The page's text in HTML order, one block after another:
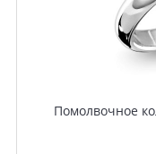
Помолвочное